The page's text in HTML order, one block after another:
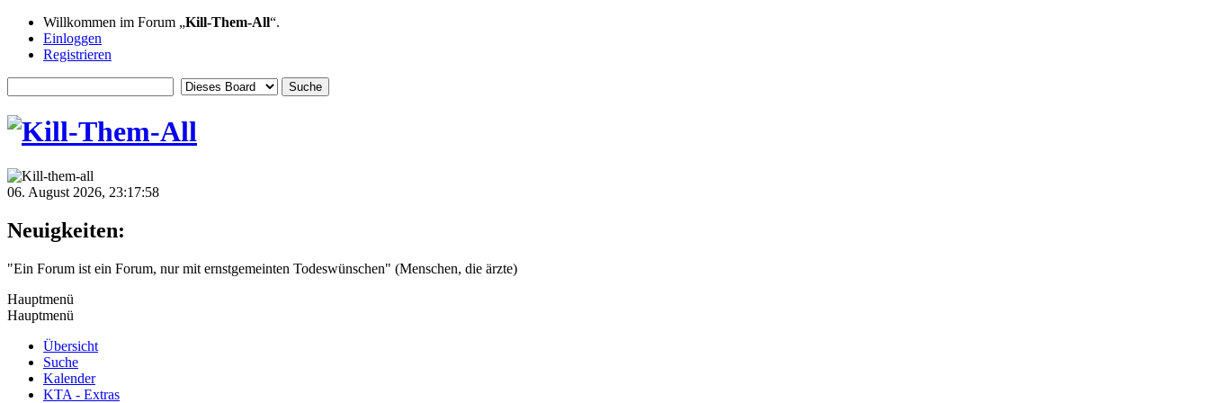
Willkommen im Forum „Kill-Them-All“.
Einloggen
Registrieren
06. August 2026, 23:17:58
Neuigkeiten:
"Ein Forum ist ein Forum, nur mit ernstgemeinten Todeswünschen" (Menschen, die ärzte)
Hauptmenü
Hauptmenü
Übersicht
Suche
Kalender
KTA - Extras